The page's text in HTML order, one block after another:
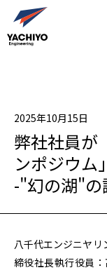
2025年10月15日
弊社社員が
ンポジウム
-"幻の湖"の
八千代エンジニヤ
締役社長執行役員